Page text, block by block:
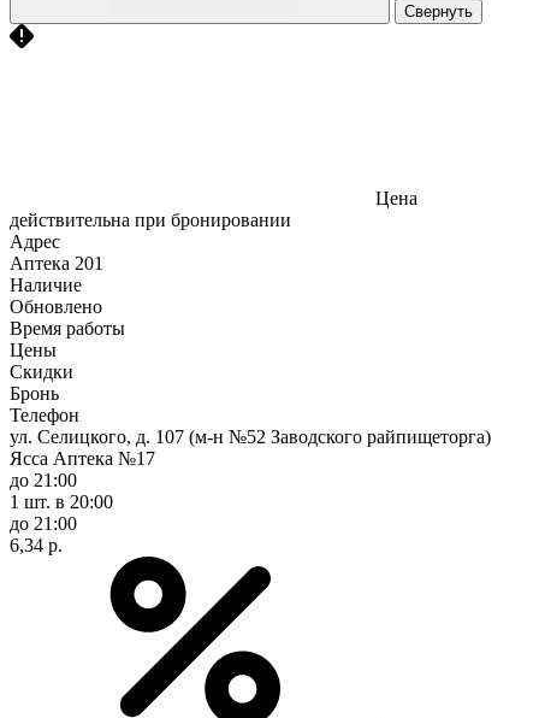
Свернуть
Цена
действительна при бронировании
Адрес
Аптека 201
Наличие
Обновлено
Время работы
Цены
Скидки
Бронь
Телефон
ул. Селицкого, д. 107 (м-н №52 Заводского райпищеторга)
Ясса Аптека №17
до 21:00
1 шт. в 20:00
до 21:00
6,34 р.